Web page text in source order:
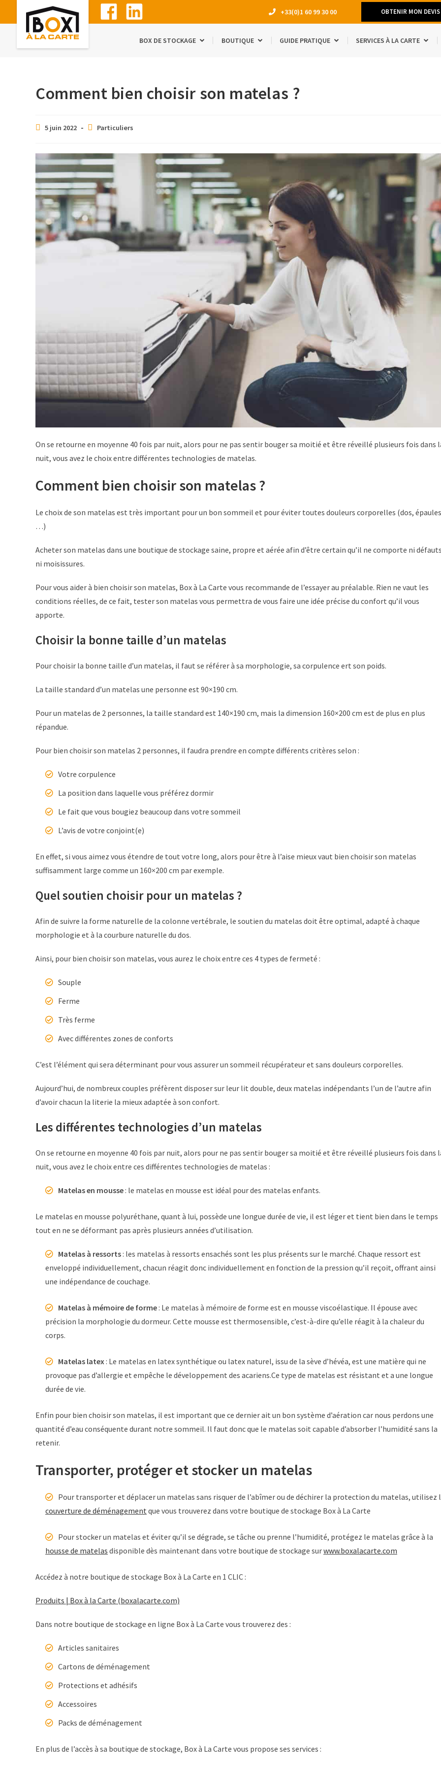
+33(0)1 60 99 30 00 OBTENIR MON
BOX DE STOCKAGE BOUTIQUE GUIDE PRATIQUE SERVICES À LA CARTE
Comment bien choisir son matelas ?
5 juin 2022 Particuliers
On se retourne en moyenne 40 fois par nuit, alors pour ne pas sentir bouger sa moitié et être réveillé plusieurs fois dans
nuit, vous avez le choix entre différentes technologies de matelas.
Comment bien choisir son matelas ?
Le choix de son matelas est très important pour un bon sommeil et pour éviter toutes douleurs corporelles (dos,
…)
Acheter son matelas dans une boutique de stockage saine, propre et aérée afin d’être certain qu’il ne comporte ni
ni moisissures.
Pour vous aider à bien choisir son matelas, Box à La Carte vous recommande de l’essayer au préalable. Rien ne vaut les
conditions réelles, de ce fait, tester son matelas vous permettra de vous faire une idée précise du confort qu’il vous
apporte.
Choisir la bonne taille d’un matelas
Pour choisir la bonne taille d’un matelas, il faut se référer à sa morphologie, sa corpulence ert son poids.
La taille standard d’un matelas une personne est 90×190 cm.
Pour un matelas de 2 personnes, la taille standard est 140×190 cm, mais la dimension 160×200 cm est de plus en plus
répandue.
Pour bien choisir son matelas 2 personnes, il faudra prendre en compte différents critères selon :
Votre corpulence
La position dans laquelle vous préférez dormir
Le fait que vous bougiez beaucoup dans votre sommeil
L’avis de votre conjoint(e)
En effet, si vous aimez vous étendre de tout votre long, alors pour être à l’aise mieux vaut bien choisir son matelas
suffisamment large comme un 160×200 cm par exemple.
Quel soutien choisir pour un matelas ?
Afin de suivre la forme naturelle de la colonne vertébrale, le soutien du matelas doit être optimal, adapté à chaque
morphologie et à la courbure naturelle du dos.
Ainsi, pour bien choisir son matelas, vous aurez le choix entre ces 4 types de fermeté :
Souple
Ferme
Très ferme
Avec différentes zones de conforts
C’est l’élément qui sera déterminant pour vous assurer un sommeil récupérateur et sans douleurs corporelles.
Aujourd’hui, de nombreux couples préfèrent disposer sur leur lit double, deux matelas indépendants l’un de l’autre afin
d’avoir chacun la literie la mieux adaptée à son confort.
Les différentes technologies d’un matelas
On se retourne en moyenne 40 fois par nuit, alors pour ne pas sentir bouger sa moitié et être réveillé plusieurs fois dans
nuit, vous avez le choix entre ces différentes technologies de matelas :
Matelas en mousse: le matelas en mousse est idéal pour des matelas enfants.
Le matelas en mousse polyuréthane, quant à lui, possède une longue durée de vie, il est léger et tient bien dans le temps
tout en ne se déformant pas après plusieurs années d’utilisation.
Matelas à ressorts: les matelas à ressorts ensachés sont les plus présents sur le marché. Chaque ressort est
enveloppé individuellement, chacun réagit donc individuellement en fonction de la pression qu’il reçoit, offrant ainsi
une indépendance de couchage.
Matelas à mémoire de forme: Le matelas à mémoire de forme est en mousse viscoélastique. Il épouse avec
précision la morphologie du dormeur. Cette mousse est thermosensible, c’est-à-dire qu’elle réagit à la chaleur du
corps.
Matelas latex : Le matelas en latex synthétique ou latex naturel, issu de la sève d’hévéa, est une matière qui ne
provoque pas d’allergie et empêche le développement des acariens.Ce type de matelas est résistant et a une longue
durée de vie.
Enfin pour bien choisir son matelas, il est important que ce dernier ait un bon système d’aération car nous perdons une
quantité d’eau conséquente durant notre sommeil. Il faut donc que le matelas soit capable d’absorber l’humidité sans la
retenir.
Transporter, protéger et stocker un matelas
Pour transporter et déplacer un matelas sans risquer de l’abîmer ou de déchirer la protection du matelas, utilisez
couverture de déménagement que vous trouverez dans votre boutique de stockage Box à La Carte
Pour stocker un matelas et éviter qu’il se dégrade, se tâche ou prenne l’humidité, protégez le matelas grâce à la
housse de matelas disponible dès maintenant dans votre boutique de stockage surwww.boxalacarte.com
Accédez à notre boutique de stockage Box à La Carte en 1 CLIC :
Produits | Box à la Carte (boxalacarte.com)
Dans notre boutique de stockage en ligne Box à La Carte vous trouverez des :
Articles sanitaires
Cartons de déménagement
Protections et adhésifs
Accessoires
Packs de déménagement
En plus de l’accès à sa boutique de stockage, Box à La Carte vous propose ses services :